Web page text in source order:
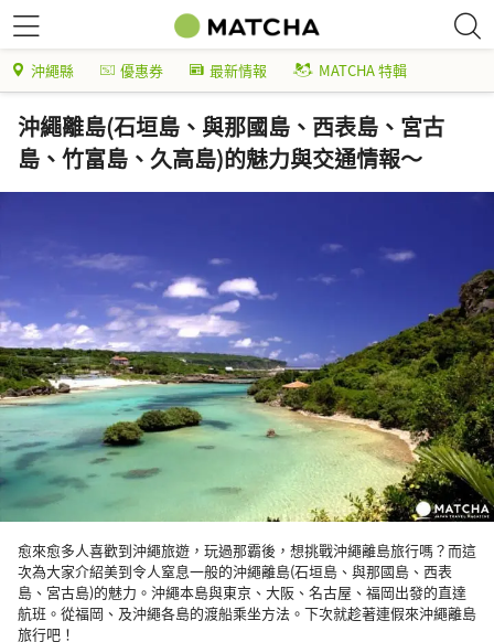
沖繩縣 優惠券 最新情報 MATCHA 特輯
沖繩離島(石垣島、與那國島、西表島、宮古
島、竹富島、久高島)的魅力與交通情報～
愈來愈多人喜歡到沖繩旅遊，玩過那霸後，想挑戰沖繩離島旅行嗎？而這
次為大家介紹美到令人窒息一般的沖繩離島(石垣島、與那國島、西表
島、宮古島)的魅力。沖繩本島與東京、大阪、名古屋、福岡出發的直達
航班。從福岡、及沖繩各島的渡船乘坐方法。下次就趁著連假來沖繩離島
旅行吧！